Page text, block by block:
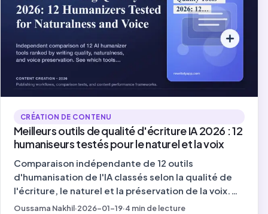
CRÉATION DE CONTENU
Meilleurs outils de qualité d'écriture IA 2026 : 12
humaniseurs testés pour le naturel et la voix
Comparaison indépendante de 12 outils
d'humanisation de l'IA classés selon la qualité de
l'écriture, le naturel et la préservation de la voix.
Découvrez quels outils améliorent réellement vos
Oussama Nakhil·2026-01-19·4 min de lecture